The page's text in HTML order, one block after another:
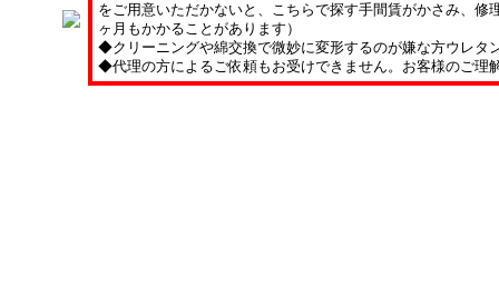
をご用意いただかないと、こちらで探す手間賃がかさみ、
ヶ月もかかることがあります）
◆クリーニングや綿交換で微妙に変形するのが嫌な方ウレタ
◆代理の方によるご依頼もお受けできません。お客様のご理